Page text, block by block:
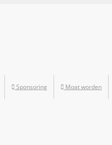
Sponsoring Moat worden